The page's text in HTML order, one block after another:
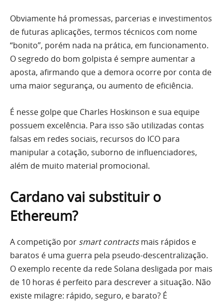
Obviamente há promessas, parcerias e investimentos
de futuras aplicações, termos técnicos com nome
“bonito”, porém nada na prática, em funcionamento.
O segredo do bom golpista é sempre aumentar a
aposta, afirmando que a demora ocorre por conta de
uma maior segurança, ou aumento de eficiência.
É nesse golpe que Charles Hoskinson e sua equipe
possuem excelência. Para isso são utilizadas contas
falsas em redes sociais, recursos do ICO para
manipular a cotação, suborno de influenciadores,
além de muito material promocional.
Cardano vai substituir o
Ethereum?
A competição por smart contractsmais rápidos e
baratos é uma guerra pela pseudo-descentralização.
O exemplo recente da rede Solana desligada por mais
de 10 horas é perfeito para descrever a situação. Não
existe milagre: rápido, seguro, e barato? É